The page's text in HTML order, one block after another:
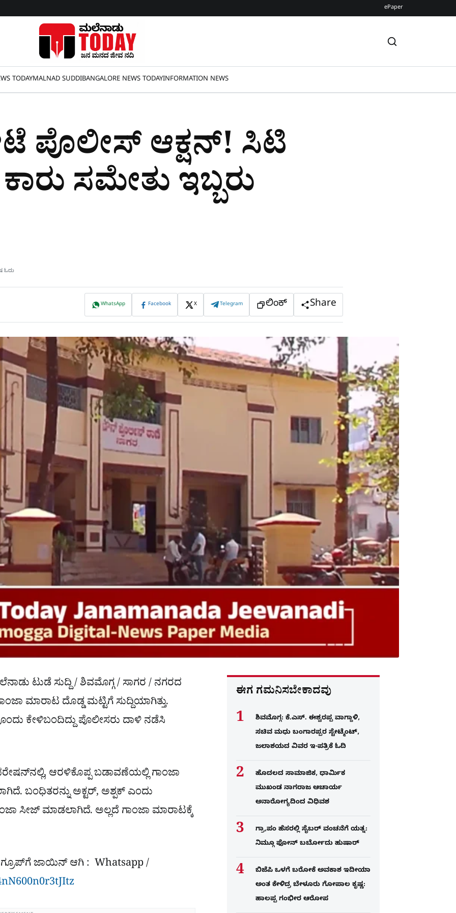
ePaper
TODAYMALNAD SUDDIBANGALORE NEWS TODAYINFORMATION NEWS
ಪೊಲೀಸ್​ ಆಕ್ಷನ್​! ಸಿಟಿ
ಸಮೇತು ಇಬ್ಬರು
ಓದು
WhatsApp Facebook X Telegram ಲಿಂಕ್ Share
ಟುಡೆ ಸುದ್ದಿ / ಶಿವಮೊಗ್ಗ / ಸಾಗರ / ನಗರದ
ಮಾರಾಟ ದೊಡ್ಡ ಮಟ್ಟಿಗೆ ಸುದ್ದಿಯಾಗಿತ್ತು.
ಕೇಳಿಬಂದಿದ್ದು ಪೊಲೀಸರು ದಾಳಿ ನಡೆಸಿ
ಆರಳಿಕೊಪ್ಪ ಬಡಾವಣೆಯಲ್ಲಿ ಗಾಂಜಾ
ಬಂಧಿತರನ್ನು ಅಕ್ಟರ್, ಅಶ್ಪಕ್​ ಎಂದು
ಸೀಜ್ ಮಾಡಲಾಗಿದೆ. ಅಲ್ಲದೆ ಗಾಂಜಾ ಮಾರಾಟಕ್ಕೆ
ಗ್ರೂಪ್​ಗೆ ಜಾಯಿನ್ ಆಗಿ : Whatsapp /
ಈಗ ಗಮನಿಸಬೇಕಾದವು
ಶಿವಮೊಗ್ಗ: ಕೆ.ಎಸ್. ಈಶ್ವರಪ್ಪ ವಾಗ್ದಾಳಿ,
ಸಚಿವ ಮಧು ಬಂಗಾರಪ್ಪರ ಸ್ಟೇಟ್ಮೆಂಟ್,
ಜಲಾಶಯದ ವಿವರ ಇ-ಪತ್ರಿಕೆ ಓದಿ
ಹೊದಲದ ಸಾಮಾಜಿಕ, ಧಾರ್ಮಿಕ
ಮುಖಂಡ ನಾಗರಾಜ ಆಚಾರ್ಯ
ಅನಾರೋಗ್ಯದಿಂದ ವಿಧಿವಶ
ಗ್ರಾ,ಪಂ ಹೆಸರಲ್ಲಿ ಸೈಬ‌ರ್ ವಂಚನೆಗೆ ಯತ್ನ:
ನಿಮ್ಗೂ ಫೋನ್​ ಬರ್ಬೋದು ಹುಷಾರ್​​
ಬಿಜೆಪಿ ಒಳಗೆ ಬರೋಕೆ ಅವಕಾಶ ಇದೀಯಾ
ಅಂತ ಕೇಳಿದ್ರ ಬೇಳೂರು ಗೋಪಾಲ ಕೃಷ್ಣ:
ಹಾಲಪ್ಪ ಗಂಭೀರ ಆರೋಪ